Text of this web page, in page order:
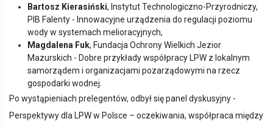
Bartosz Kierasiński, Instytut Technologiczno-Przyrodniczy,
PIB Falenty - Innowacyjne urządzenia do regulacji poziomu
wody w systemach melioracyjnych,
Magdalena Fuk, Fundacja Ochrony Wielkich Jezior
Mazurskich - Dobre przykłady współpracy LPW z lokalnym
samorządem i organizacjami pozarządowymi na rzecz
gospodarki wodnej.
Po wystąpieniach prelegentów, odbył się panel dyskusyjny -
Perspektywy dla LPW w Polsce – oczekiwania, współpraca między